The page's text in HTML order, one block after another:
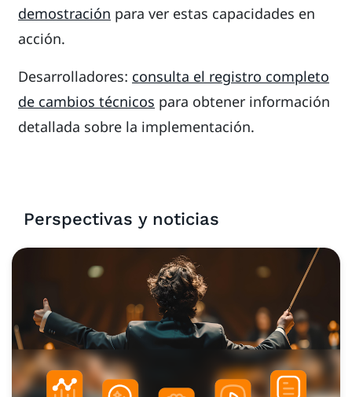
demostración para ver estas capacidades en
acción.
Desarrolladores: consulta el registro completo
de cambios técnicos para obtener información
detallada sobre la implementación.
Perspectivas y noticias